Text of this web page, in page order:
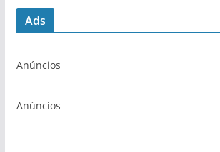
Ads
Anúncios
Anúncios